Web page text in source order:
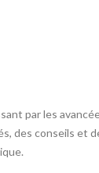
par les
des conseils et